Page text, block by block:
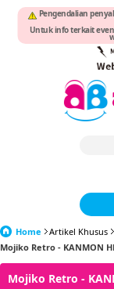
Pengendalian
Untuk info terkait
Home Artikel Khusus
Mojiko Retro - KANMON
Mojiko Retro -